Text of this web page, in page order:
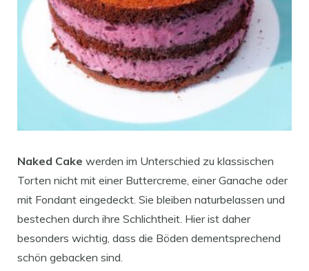
Naked Cake werden im Unterschied zu klassischen
Torten nicht mit einer Buttercreme, einer Ganache oder
mit Fondant eingedeckt. Sie bleiben naturbelassen und
bestechen durch ihre Schlichtheit. Hier ist daher
besonders wichtig, dass die Böden dementsprechend
schön gebacken sind.